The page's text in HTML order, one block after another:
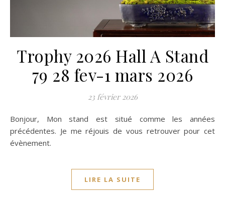
Trophy 2026 Hall A Stand
79 28 fev-1 mars 2026
23 février 2026
Bonjour, Mon stand est situé comme les années
précédentes. Je me réjouis de vous retrouver pour cet
évènement.
LIRE LA SUITE